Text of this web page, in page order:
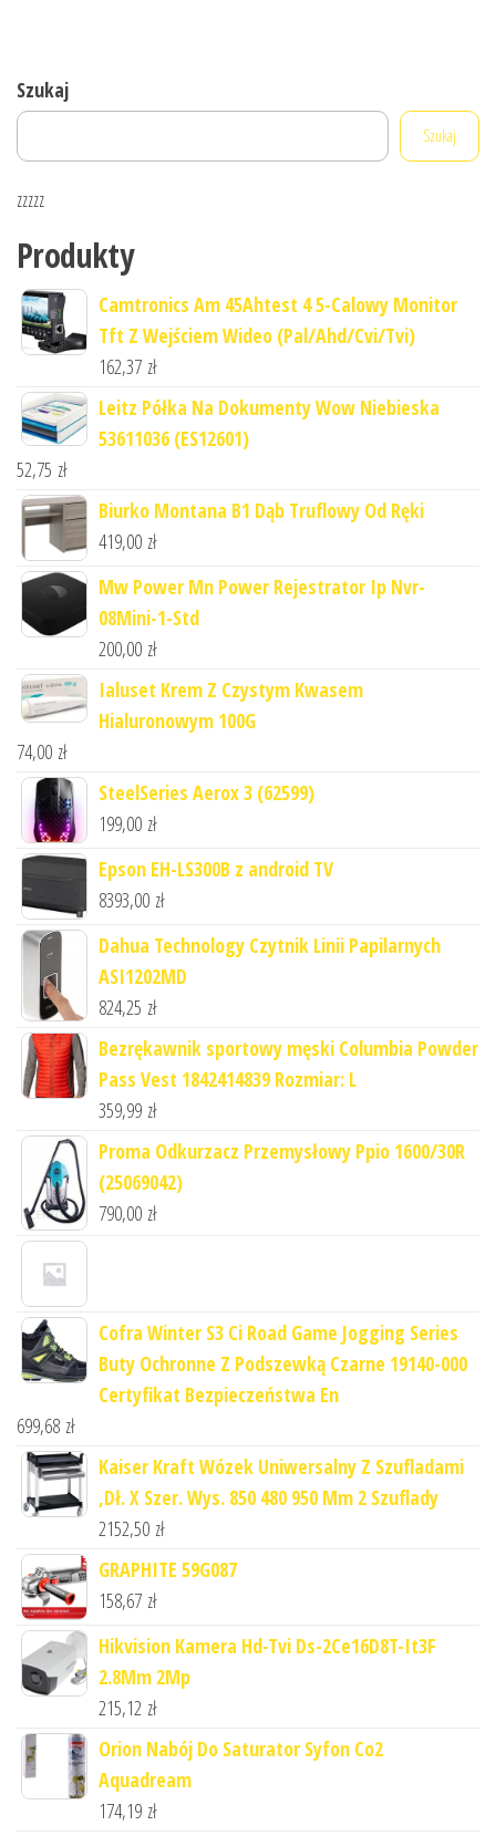
Szukaj
Szukaj
zzzzz
Produkty
Camtronics Am 45Ahtest 4 5-Calowy Monitor
Tft Z Wejściem Wideo (Pal/Ahd/Cvi/Tvi)
162,37 zł
Leitz Półka Na Dokumenty Wow Niebieska
53611036 (ES12601)
52,75 zł
Biurko Montana B1 Dąb Truflowy Od Ręki
419,00 zł
Mw Power Mn Power Rejestrator Ip Nvr-
08Mini-1-Std
200,00 zł
Ialuset Krem Z Czystym Kwasem
Hialuronowym 100G
74,00 zł
SteelSeries Aerox 3 (62599)
199,00 zł
Epson EH-LS300B z android TV
8393,00 zł
Dahua Technology Czytnik Linii Papilarnych
ASI1202MD
824,25 zł
Bezrękawnik sportowy męski Columbia Powder
Pass Vest 1842414839 Rozmiar: L
359,99 zł
Proma Odkurzacz Przemysłowy Ppio 1600/30R
(25069042)
790,00 zł
Cofra Winter S3 Ci Road Game Jogging Series
Buty Ochronne Z Podszewką Czarne 19140-000
Certyfikat Bezpieczeństwa En
699,68 zł
Kaiser Kraft Wózek Uniwersalny Z Szufladami
,Dł. X Szer. Wys. 850 480 950 Mm 2 Szuflady
2152,50 zł
GRAPHITE 59G087
158,67 zł
Hikvision Kamera Hd-Tvi Ds-2Ce16D8T-It3F
2.8Mm 2Mp
215,12 zł
Orion Nabój Do Saturator Syfon Co2
Aquadream
174,19 zł